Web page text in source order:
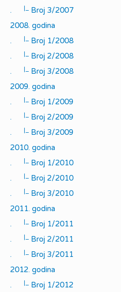
.
|_
Broj 3/2007
2008. godina
.
|_
Broj 1/2008
.
|_
Broj 2/2008
.
|_
Broj 3/2008
2009. godina
.
|_
Broj 1/2009
.
|_
Broj 2/2009
.
|_
Broj 3/2009
2010. godina
.
|_
Broj 1/2010
.
|_
Broj 2/2010
.
|_
Broj 3/2010
2011. godina
.
|_
Broj 1/2011
.
|_
Broj 2/2011
.
|_
Broj 3/2011
2012. godina
.
|_
Broj 1/2012